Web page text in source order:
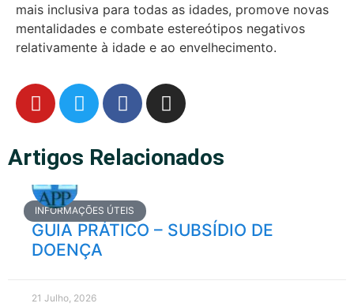
mais inclusiva para todas as idades, promove novas
mentalidades e combate estereótipos negativos
relativamente à idade e ao envelhecimento.
Artigos Relacionados
INFORMAÇÕES ÚTEIS
GUIA PRÁTICO – SUBSÍDIO DE
DOENÇA
21 Julho, 2026